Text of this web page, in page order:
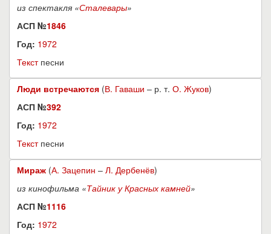
из спектакля «Сталевары»
АСП №1846
Год: 1972
Текстпесни
Люди встречаются (В. Гаваши – р. т. О. Жуков)
АСП №392
Год: 1972
Текстпесни
Мираж (А. Зацепин – Л. Дербенёв)
из кинофильма «Тайник у Красных камней»
АСП №1116
Год: 1972